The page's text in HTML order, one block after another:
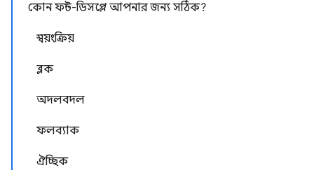
কোন ফন্ট-ডিসপ্লে আপনার জন্য সঠিক?
স্বয়ংক্রিয়
ব্লক
অদলবদল
ফলব্যাক
ঐচ্ছিক